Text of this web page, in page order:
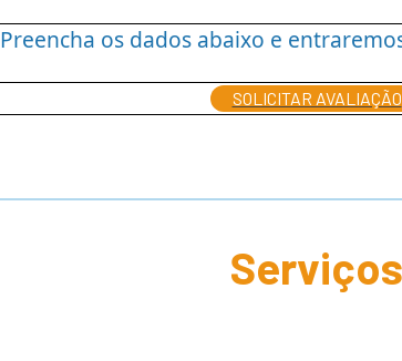
Preencha os dados abaixo e
SOLICITAR AVALIAÇÃO
Serviços